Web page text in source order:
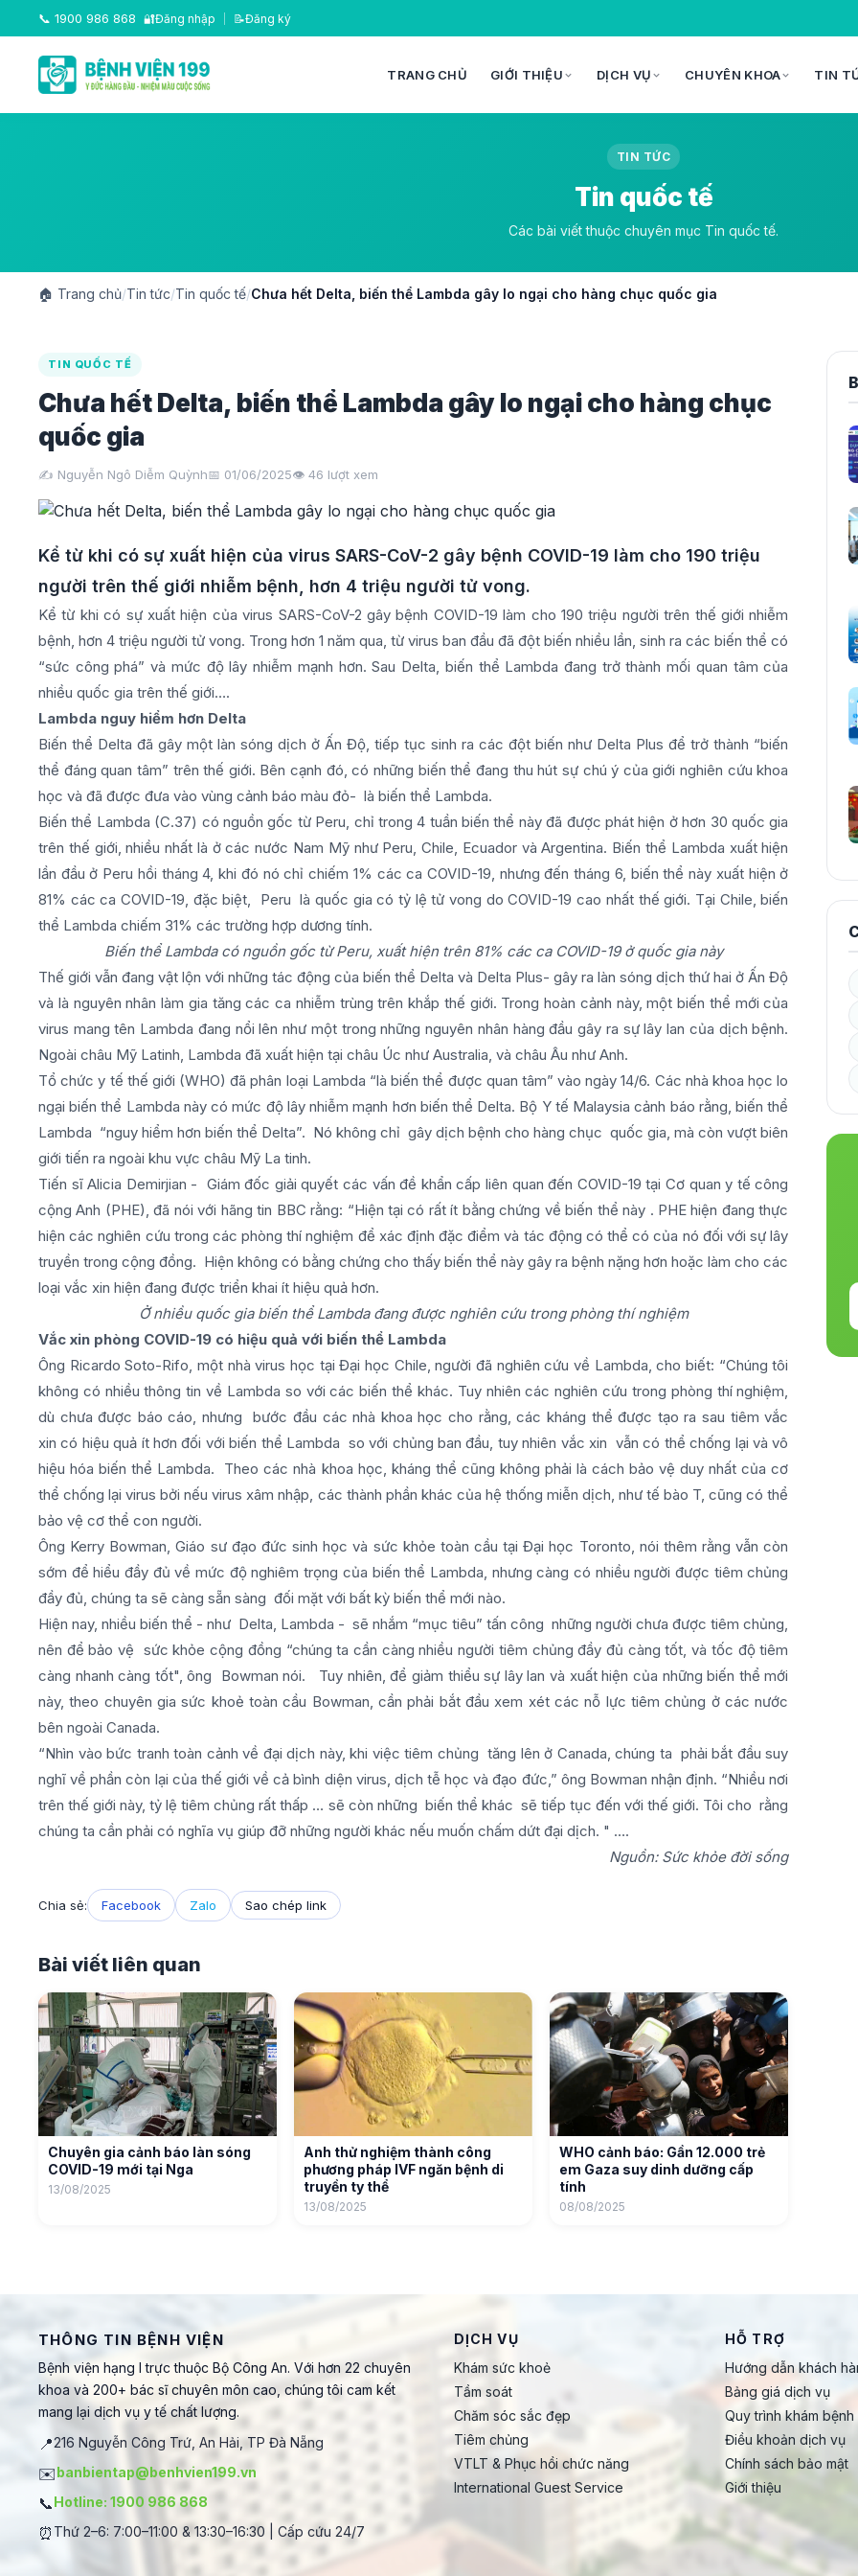
📞 1900 986 868 🔐Đăng nhập 📝Đăng ký
TRANG CHỦ GIỚI THIỆU DỊCH VỤ CHUYÊN KHOA TIN
TIN TỨC
Tin quốc tế
Các bài viết thuộc chuyên mục Tin quốc tế.
🏠 Trang chủ/Tin tức/Tin quốc tế/Chưa hết Delta, biến thể Lambda gây lo ngại cho hàng chục quốc gia
TIN QUỐC TẾ
Chưa hết Delta, biến thể Lambda gây lo ngại cho hàng chục
quốc gia
✍️ Nguyễn Ngô Diễm Quỳnh📅 01/06/2025👁️ 46 lượt xem
Kể từ khi có sự xuất hiện của virus SARS-CoV-2 gây bệnh COVID-19 làm cho 190 triệu
người trên thế giới nhiễm bệnh, hơn 4 triệu người tử vong.
Kể từ khi có sự xuất hiện của virus SARS-CoV-2 gây bệnh COVID-19 làm cho 190 triệu người trên thế giới nhiễm
bệnh, hơn 4 triệu người tử vong. Trong hơn 1 năm qua, từ virus ban đầu đã đột biến nhiều lần, sinh ra các biến thể có
“sức công phá” và mức độ lây nhiễm mạnh hơn. Sau Delta, biến thể Lambda đang trở thành mối quan tâm của
nhiều quốc gia trên thế giới….
Lambda nguy hiểm hơn Delta
Biến thể Delta đã gây một làn sóng dịch ở Ấn Độ, tiếp tục sinh ra các đột biến như Delta Plus để trở thành “biến
thể đáng quan tâm” trên thế giới. Bên cạnh đó, có những biến thể đang thu hút sự chú ý của giới nghiên cứu khoa
học và đã được đưa vào vùng cảnh báo màu đỏ- là biến thể Lambda.
Biến thể Lambda (C.37) có nguồn gốc từ Peru, chỉ trong 4 tuần biến thể này đã được phát hiện ở hơn 30 quốc gia
trên thế giới, nhiều nhất là ở các nước Nam Mỹ như Peru, Chile, Ecuador và Argentina. Biến thể Lambda xuất hiện
lần đầu ở Peru hồi tháng 4, khi đó nó chỉ chiếm 1% các ca COVID-19, nhưng đến tháng 6, biến thể này xuất hiện ở
81% các ca COVID-19, đặc biệt, Peru là quốc gia có tỷ lệ tử vong do COVID-19 cao nhất thế giới. Tại Chile, biến
thể Lambda chiếm 31% các trường hợp dương tính.
Biến thể Lambda có nguồn gốc từ Peru, xuất hiện trên 81% các ca COVID-19 ở quốc gia này
Thế giới vẫn đang vật lộn với những tác động của biến thể Delta và Delta Plus- gây ra làn sóng dịch thứ hai ở Ấn Độ
và là nguyên nhân làm gia tăng các ca nhiễm trùng trên khắp thế giới. Trong hoàn cảnh này, một biến thể mới của
virus mang tên Lambda đang nổi lên như một trong những nguyên nhân hàng đầu gây ra sự lây lan của dịch bệnh.
Ngoài châu Mỹ Latinh, Lambda đã xuất hiện tại châu Úc như Australia, và châu Âu như Anh.
Tổ chức y tế thế giới (WHO) đã phân loại Lambda “là biến thể được quan tâm” vào ngày 14/6. Các nhà khoa học lo
ngại biến thể Lambda này có mức độ lây nhiễm mạnh hơn biến thể Delta. Bộ Y tế Malaysia cảnh báo rằng, biến thể
Lambda “nguy hiểm hơn biến thể Delta”. Nó không chỉ gây dịch bệnh cho hàng chục quốc gia, mà còn vượt biên
giới tiến ra ngoài khu vực châu Mỹ La tinh.
Tiến sĩ Alicia Demirjian - Giám đốc giải quyết các vấn đề khẩn cấp liên quan đến COVID-19 tại Cơ quan y tế công
cộng Anh (PHE), đã nói với hãng tin BBC rằng: “Hiện tại có rất ít bằng chứng về biến thể này . PHE hiện đang thực
hiện các nghiên cứu trong các phòng thí nghiệm để xác định đặc điểm và tác động có thể có của nó đối với sự lây
truyền trong cộng đồng. Hiện không có bằng chứng cho thấy biến thể này gây ra bệnh nặng hơn hoặc làm cho các
loại vắc xin hiện đang được triển khai ít hiệu quả hơn.
Ở nhiều quốc gia biến thể Lambda đang được nghiên cứu trong phòng thí nghiệm
Vắc xin phòng COVID-19 có hiệu quả với biến thể Lambda
Ông Ricardo Soto-Rifo, một nhà virus học tại Đại học Chile, người đã nghiên cứu về Lambda, cho biết: “Chúng tôi
không có nhiều thông tin về Lambda so với các biến thể khác. Tuy nhiên các nghiên cứu trong phòng thí nghiệm,
dù chưa được báo cáo, nhưng bước đầu các nhà khoa học cho rằng, các kháng thể được tạo ra sau tiêm vắc
xin có hiệu quả ít hơn đối với biến thể Lambda so với chủng ban đầu, tuy nhiên vắc xin vẫn có thể chống lại và vô
hiệu hóa biến thể Lambda. Theo các nhà khoa học, kháng thể cũng không phải là cách bảo vệ duy nhất của cơ
thể chống lại virus bởi nếu virus xâm nhập, các thành phần khác của hệ thống miễn dịch, như tế bào T, cũng có thể
bảo vệ cơ thể con người.
Ông Kerry Bowman, Giáo sư đạo đức sinh học và sức khỏe toàn cầu tại Đại học Toronto, nói thêm rằng vẫn còn
sớm để hiểu đầy đủ về mức độ nghiêm trọng của biến thể Lambda, nhưng càng có nhiều người được tiêm chủng
đầy đủ, chúng ta sẽ càng sẵn sàng đối mặt với bất kỳ biến thể mới nào.
Hiện nay, nhiều biến thể - như Delta, Lambda - sẽ nhắm “mục tiêu” tấn công những người chưa được tiêm chủng,
nên để bảo vệ sức khỏe cộng đồng “chúng ta cần càng nhiều người tiêm chủng đầy đủ càng tốt, và tốc độ tiêm
càng nhanh càng tốt", ông Bowman nói. Tuy nhiên, để giảm thiểu sự lây lan và xuất hiện của những biến thể mới
này, theo chuyên gia sức khoẻ toàn cầu Bowman, cần phải bắt đầu xem xét các nỗ lực tiêm chủng ở các nước
bên ngoài Canada.
“Nhìn vào bức tranh toàn cảnh về đại dịch này, khi việc tiêm chủng tăng lên ở Canada, chúng ta phải bắt đầu suy
nghĩ về phần còn lại của thế giới về cả bình diện virus, dịch tễ học và đạo đức,” ông Bowman nhận định. “Nhiều nơi
trên thế giới này, tỷ lệ tiêm chủng rất thấp … sẽ còn những biến thể khác sẽ tiếp tục đến với thế giới. Tôi cho rằng
chúng ta cần phải có nghĩa vụ giúp đỡ những người khác nếu muốn chấm dứt đại dịch. " ….
Nguồn: Sức khỏe đời sống
Chia sẻ: Facebook Zalo Sao chép link
Bài viết liên quan
Chuyên gia cảnh báo làn sóng
COVID-19 mới tại Nga
13/08/2025
Anh thử nghiệm thành công
phương pháp IVF ngăn bệnh di
truyền ty thể
13/08/2025
WHO cảnh báo: Gần 12.000 trẻ
em Gaza suy dinh dưỡng cấp
tính
08/08/2025
THÔNG TIN BỆNH VIỆN
Bệnh viện hạng I trực thuộc Bộ Công An. Với hơn 22 chuyên
khoa và 200+ bác sĩ chuyên môn cao, chúng tôi cam kết
mang lại dịch vụ y tế chất lượng.
📍216 Nguyễn Công Trứ, An Hải, TP Đà Nẵng
✉️banbientap@benhvien199.vn
📞Hotline: 1900 986 868
⏰ Thứ 2–6: 7:00–11:00 & 13:30–16:30 | Cấp cứu 24/7
DỊCH VỤ
Khám sức khoẻ
Tầm soát
Chăm sóc sắc đẹp
Tiêm chủng
VTLT & Phục hồi chức năng
International Guest Service
HỖ TRỢ
Hướng dẫn khách
Bảng giá dịch vụ
Quy trình khám bệnh
Điều khoản dịch vụ
Chính sách bảo mật
Giới thiệu